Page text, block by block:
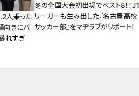
人乗った
向きにバ
れすぎ
冬の全国大会初出場でベスト8！！J1
リーガーも生み出した『名古屋高校
サッカー部』をマヂラブがリポート！